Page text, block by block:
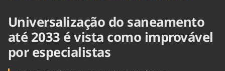
Universalização do saneamento
até 2033 é vista como improvável
por especialistas